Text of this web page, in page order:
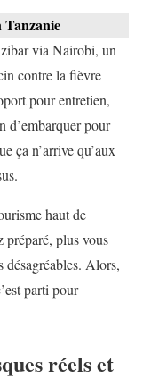
Tanzanie
via Nairobi, un
contre la fièvre
pour entretien,
d’embarquer pour
ça n’arrive qu’aux
haut de
préparé, plus vous
désagréables. Alors,
parti pour
réels et